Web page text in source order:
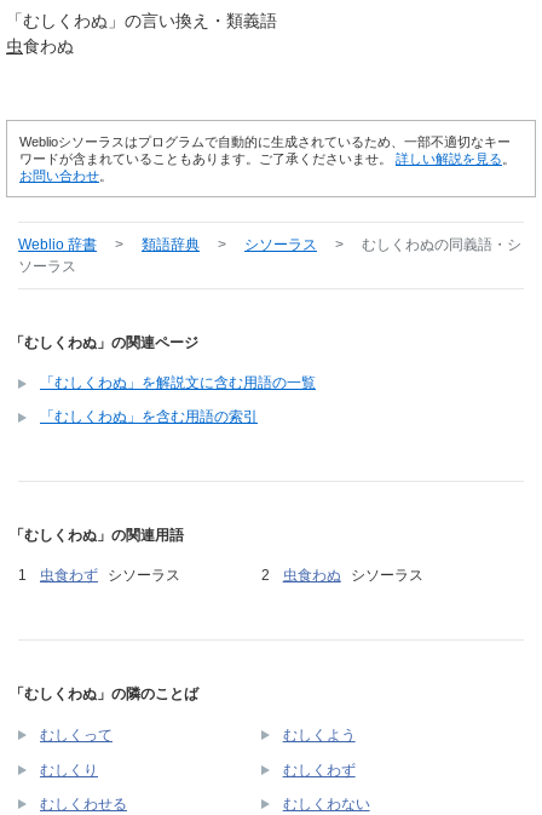
「むしくわぬ 」の言い換え・類義語
虫食わぬ
Weblioシソーラスはプログラムで自動的に生成されているため、一部不適切なキー
ワードが含まれていることもあります。ご了承くださいませ。 詳しい解説を見る
お問い合わせ
Weblio 辞書 > 類語辞典 > シソーラス > むしくわぬの同義語・シ
ソーラス
「むしくわぬ」の関連ページ
「むしくわぬ」を解説文に含む用語の一覧
「むしくわぬ」を含む用語の索引
「むしくわぬ」の関連用語
虫食わず シソーラス 虫食わぬ シソーラス
「むしくわぬ」の隣のことば
むしくって むしくよう
むしくり むしくわず
むしくわせる むしくわない